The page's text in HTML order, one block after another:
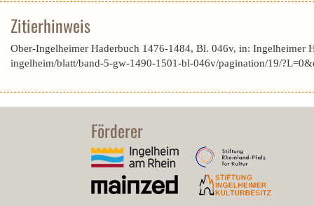
Zitierhinweis
Ober-Ingelheimer Haderbuch 1476-1484, Bl. 046v, in: Ingelheimer
ingelheim/blatt/band-5-gw-1490-1501-bl-046v/pagination/19/
Förderer